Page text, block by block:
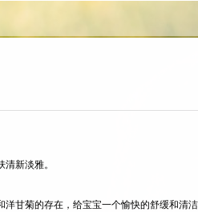
新淡雅。
甘菊的存在，给宝宝一个愉快的舒缓和清洁